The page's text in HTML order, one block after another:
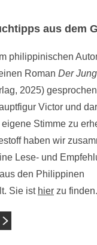
aus dem
philippinischen
Roman Der
2025)
Victor und
Stimme zu
haben wir
Lese- und
den Philippinen
Sie ist hier zu finden.